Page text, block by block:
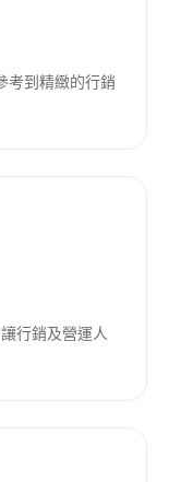
考到精緻的行銷
行銷及營運人